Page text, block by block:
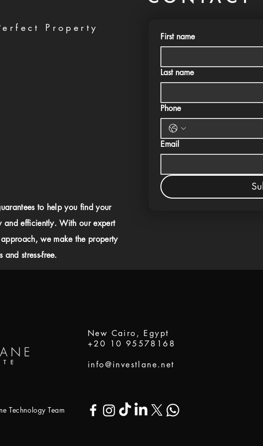
Property
to help you find your
and efficiently. With our expert
we make the property
and stress-free.
First name
Last name
Phone
Email
New Cairo, Egypt
+20 10 95578168
info@investlane.net
Technology Team